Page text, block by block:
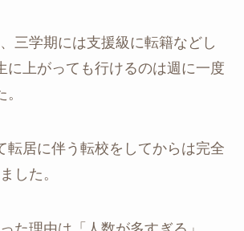
三学期には支援級に転籍などし
に上がっても行けるのは週に一度
転居に伴う転校をしてからは完全
した。